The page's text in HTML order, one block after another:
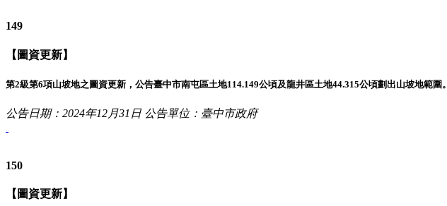
149
【圖資更新】
第2級第6項山坡地之圖資更新，公告臺中市南屯區土地114.149公頃及龍井區土地44.315公頃劃出山坡地範圍。
公告日期：2024年12月31日 公告單位：臺中市政府
150
【圖資更新】